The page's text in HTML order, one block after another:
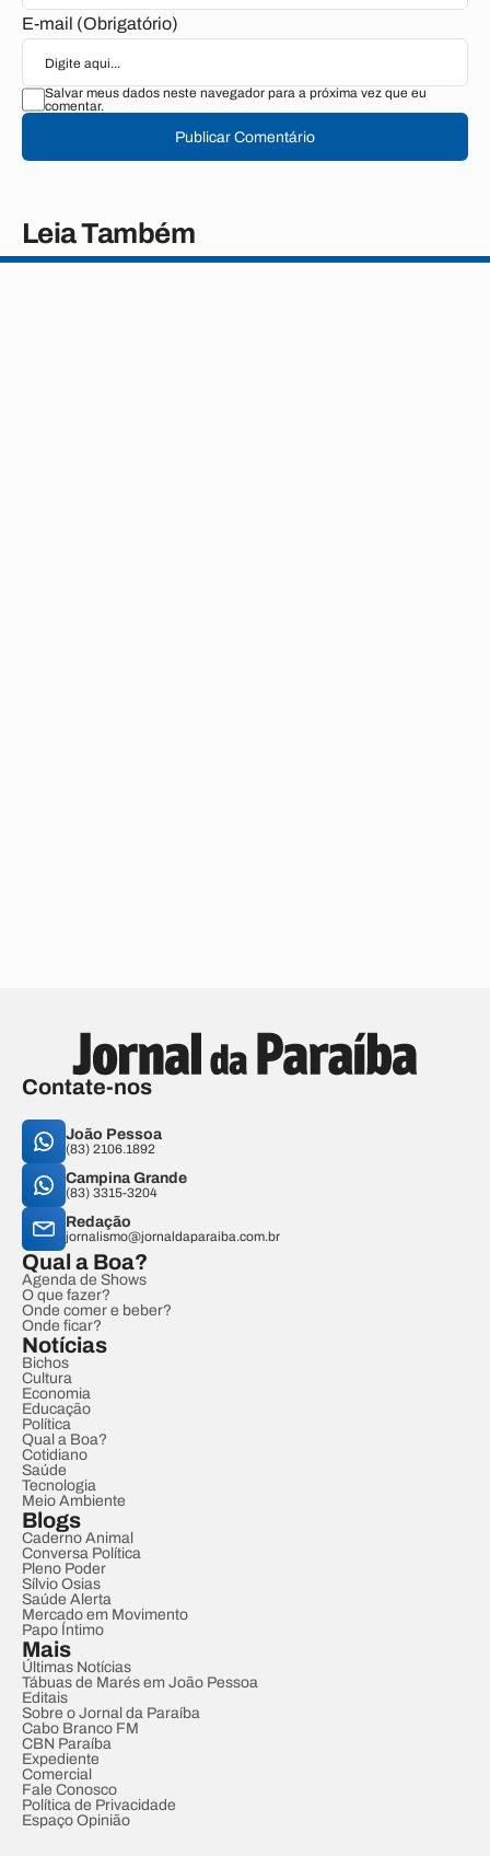
E-mail (Obrigatório)
Salvar meus dados neste navegador para a próxima vez que eu
comentar.
Publicar Comentário
Leia Também
Contate-nos
João Pessoa
(83) 2106.1892
Campina Grande
(83) 3315-3204
Redação
jornalismo@jornaldaparaiba.com.br
Qual a Boa?
Agenda de Shows
O que fazer?
Onde comer e beber?
Onde ficar?
Notícias
Bichos
Cultura
Economia
Educação
Política
Qual a Boa?
Cotidiano
Saúde
Tecnologia
Meio Ambiente
Blogs
Caderno Animal
Conversa Política
Pleno Poder
Sílvio Osias
Saúde Alerta
Mercado em Movimento
Papo Íntimo
Mais
Últimas Notícias
Tábuas de Marés em João Pessoa
Editais
Sobre o Jornal da Paraíba
Cabo Branco FM
CBN Paraíba
Expediente
Comercial
Fale Conosco
Política de Privacidade
Espaço Opinião